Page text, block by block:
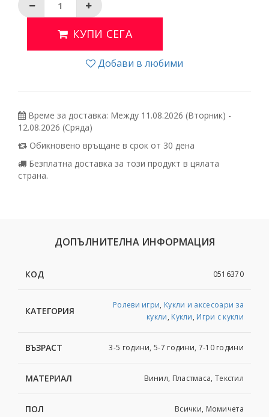
КУПИ СЕГА
Добави в любими
Време за доставка: Между 11.08.2026 (Вторник) -
12.08.2026 (Сряда)
Обикновено връщане в срок от 30 дена
Безплатна доставка за този продукт в цялата
страна.
ДОПЪЛНИТЕЛНА ИНФОРМАЦИЯ
КОД 0516370
КАТЕГОРИЯ
Ролеви игри, Кукли и аксесоари за
кукли, Кукли, Игри с кукли
ВЪЗРАСТ 3-5 години, 5-7 години, 7-10 години
МАТЕРИАЛ Винил, Пластмаса, Текстил
ПОЛ Всички, Момичета